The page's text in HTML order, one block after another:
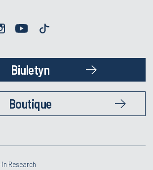
Biuletyn
Boutique
in Research